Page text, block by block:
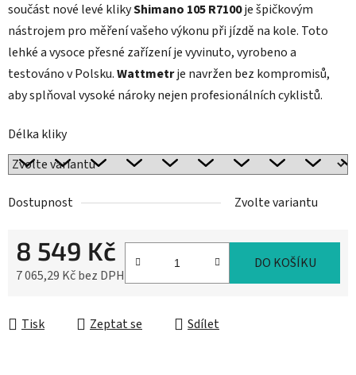
součást nové levé klikyShimano 105 R7100je špičkovým
nástrojem pro měření vašeho výkonu při jízdě na kole. Toto
lehké a vysoce přesné zařízení je vyvinuto, vyrobeno a
testováno v Polsku.Wattmetrje navržen bez kompromisů,
aby splňoval vysoké nároky nejen profesionálních cyklistů.
Délka kliky
Dostupnost Zvolte variantu
8 549 Kč
7 065,29 Kč bez DPH
DO KOŠÍKU
Tisk Zeptat se Sdílet